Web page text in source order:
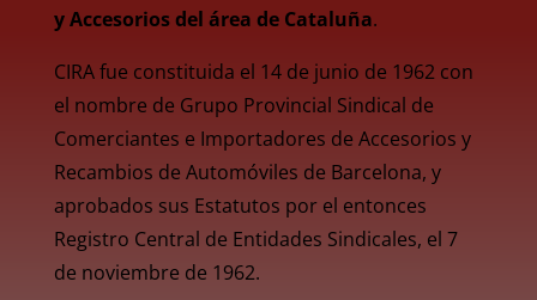
y Accesorios del área de Cataluña.
CIRA fue constituida el 14 de junio de 1962 con
el nombre de Grupo Provincial Sindical de
Comerciantes e Importadores de Accesorios y
Recambios de Automóviles de Barcelona, y
aprobados sus Estatutos por el entonces
Registro Central de Entidades Sindicales, el 7
de noviembre de 1962.